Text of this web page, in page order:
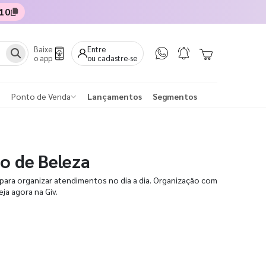
Baixe
o app
Entre
ou cadastre-se
Ponto de Venda Lançamentos Segmentos
de Beleza
organizar atendimentos no dia a dia. Organização com
agora na Giv.